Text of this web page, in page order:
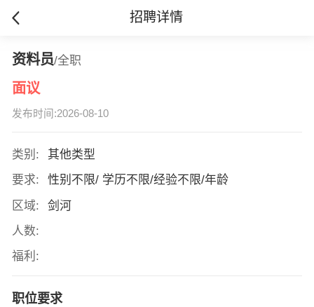
招聘详情
资料员/全职
面议
发布时间:2026-08-10
类别:
其他类型
要求:
性别不限/ 学历不限/经验不限/年龄
区域:
剑河
人数:
福利:
职位要求